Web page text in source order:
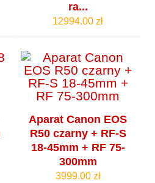
ra...
12994.00 zł
Aparat Canon EOS
R50 czarny + RF-S
18-45mm + RF 75-
300mm
3999.00 zł